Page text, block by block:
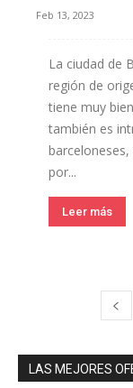
Feb 13, 2023
La ciudad de
región de
tiene muy
también es
por...
Leer más
LAS MEJORES